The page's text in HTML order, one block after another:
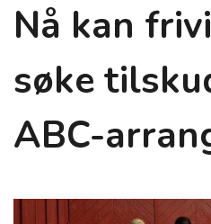
Nå kan
søke
ABC-